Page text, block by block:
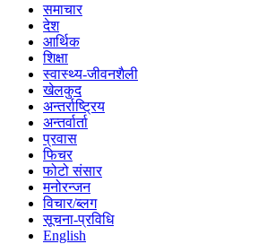
समाचार
देश
आर्थिक
शिक्षा
स्वास्थ्य-जीवनशैली
खेलकुद
अन्तर्राष्ट्रिय
अन्तर्वार्ता
प्रवास
फिचर
फोटो संसार
मनोरन्जन
विचार/ब्लग
सूचना-प्रविधि
English